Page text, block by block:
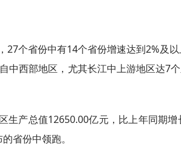
27个省份中有14个省份增速达到2%及
中西部地区，尤其长江中上游地区达7
生产总值12650.00亿元，比上年同期增
省份中领跑。